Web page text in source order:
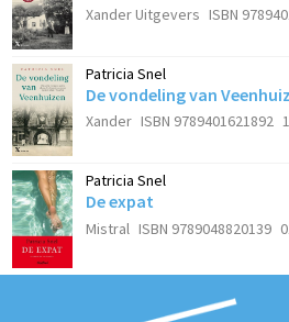
Xander Uitgevers ISBN
Patricia Snel
De vondeling van
Xander ISBN 9789401621892
Patricia Snel
De expat
Mistral ISBN 9789048820139